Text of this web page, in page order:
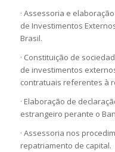
· Assessoria e
de Investimentos
Brasil.
· Constituição de
de investimentos
contratuais referentes à
· Elaboração de
estrangeiro perante o
· Assessoria nos
repatriamento de capital.